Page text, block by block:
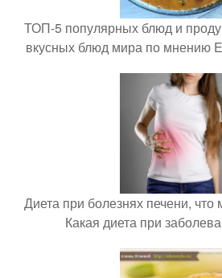
ТОП-5 популярных блюд и
вкусных блюд мира по мнению
Диета при болезнях печени, что
Какая диета при